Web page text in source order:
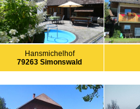
Hansmichelhof
79263 Simonswald